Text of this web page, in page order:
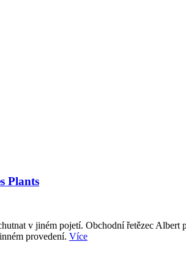
Plants
v jiném pojetí. Obchodní řetězec
provedení. Více